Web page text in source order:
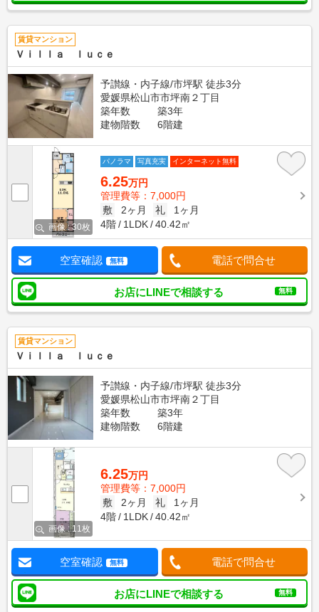
賃貸マンション
Ｖｉｌｌａ ｌｕｃｅ
予讃線・内子線/市坪駅 徒歩3分
愛媛県松山市市坪南２丁目
築年数
築3年
建物階数
6階建
画像 : 30枚
パノラマ 写真充実 インターネット無料
6.25万円
管理費等：7,000円
敷
2ヶ月 礼
1ヶ月
4階
1LDK 40.42㎡
空室確認 無料 電話で問合せ
お店にLINEで相談する 無料
賃貸マンション
Ｖｉｌｌａ ｌｕｃｅ
予讃線・内子線/市坪駅 徒歩3分
愛媛県松山市市坪南２丁目
築年数
築3年
建物階数
6階建
画像 : 11枚
6.25万円
管理費等：7,000円
敷
2ヶ月 礼
1ヶ月
4階
1LDK 40.42㎡
空室確認 無料 電話で問合せ
お店にLINEで相談する 無料